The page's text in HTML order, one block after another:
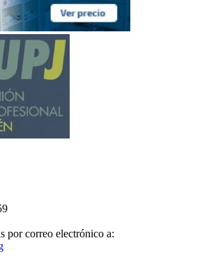
por correo electrónico a: